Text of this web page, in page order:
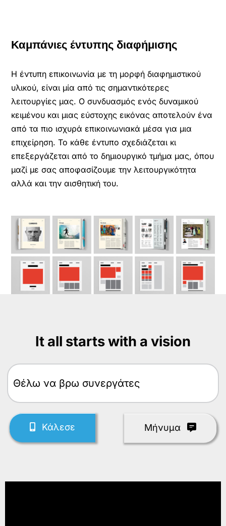
Καμπάνιες έντυπης διαφήμισης
Η έντυπη επικοινωνία με τη μορφή διαφημιστικού
υλικού, είναι μία από τις σημαντικότερες
λειτουργίες μας. Ο συνδυασμός ενός δυναμικού
κειμένου και μιας εύστοχης εικόνας αποτελούν ένα
από τα πιο ισχυρά επικοινωνιακά μέσα για μια
επιχείρηση. Το κάθε έντυπο σχεδιάζεται κι
επεξεργάζεται από το δημιουργικό τμήμα μας, όπου
μαζί με σας αποφασίζουμε την λειτουργικότητα
αλλά και την αισθητική του.
It all starts with a vision
Θέλω
Κάλεσε Mήνυμα